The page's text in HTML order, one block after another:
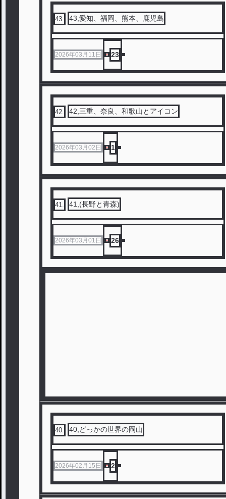
43 43,愛知、福岡、熊本、鹿児島
2026年03月11日 23
42 42,三重、奈良、和歌山とアイコン
2026年03月02日 1
41 41,(長野と青森)
2026年03月01日 26
40 40,どっかの世界の岡山
2026年02月15日 2